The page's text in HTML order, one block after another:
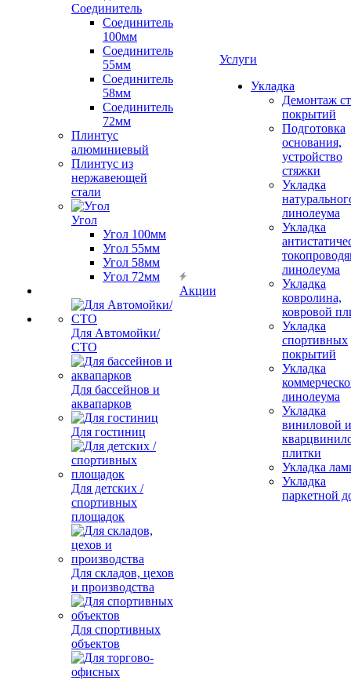
Соединитель
Соединитель
100мм
Соединитель
55мм
Соединитель
58мм
Соединитель
72мм
Плинтус
алюминиевый
Плинтус из
нержавеющей
стали
Угол
Угол 100мм
Угол 55мм
Угол 58мм
Угол 72мм
Для Автомойки/
СТО
Для бассейнов и
аквапарков
Для гостиниц
Для детских /
спортивных
площадок
Для складов, цехов
и производства
Для спортивных
объектов
Акции
Услуги
Укладка
Демонтаж
покрытий
Подготовка
основания,
устройство
стяжки
Укладка
линолеума
Укладка
линолеума
Укладка
ковролина,
ковровой
Укладка
спортивных
покрытий
Укладка
линолеума
Укладка
виниловой и
плитки
Укладка
Укладка
паркетной